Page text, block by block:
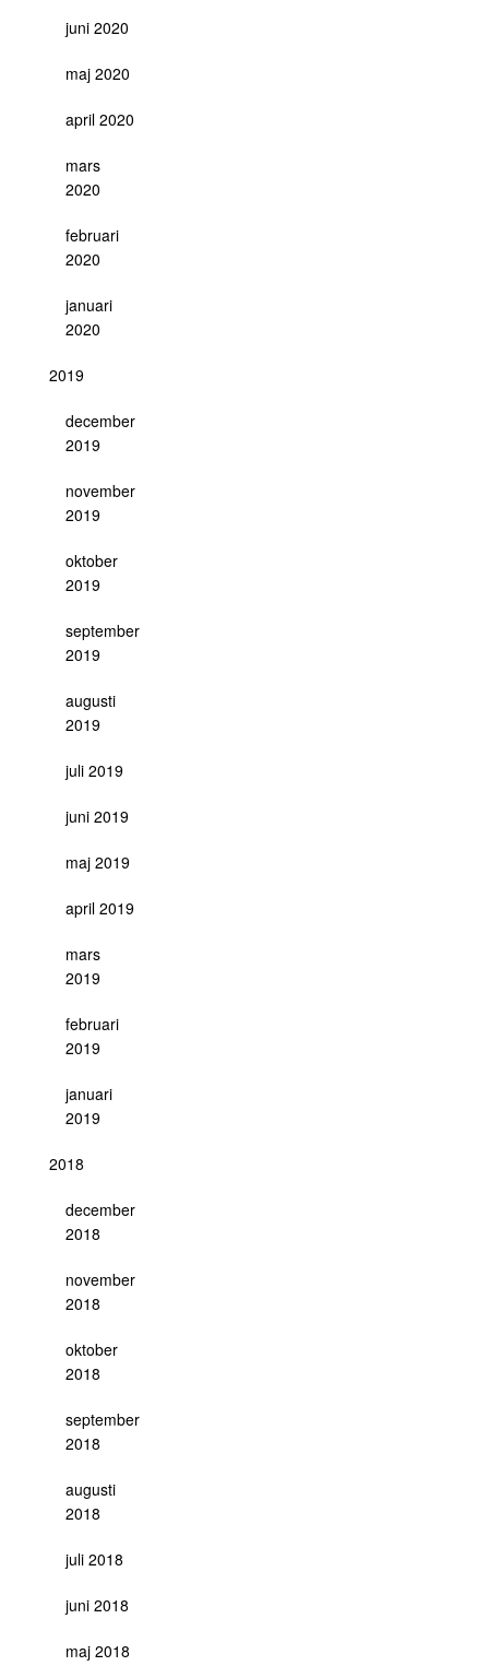
juni 2020
maj 2020
april 2020
mars
2020
februari
2020
januari
2020
2019
december
2019
november
2019
oktober
2019
september
2019
augusti
2019
juli 2019
juni 2019
maj 2019
april 2019
mars
2019
februari
2019
januari
2019
2018
december
2018
november
2018
oktober
2018
september
2018
augusti
2018
juli 2018
juni 2018
maj 2018